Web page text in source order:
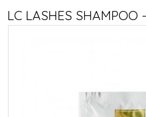
LC LASHES SHAMPOO